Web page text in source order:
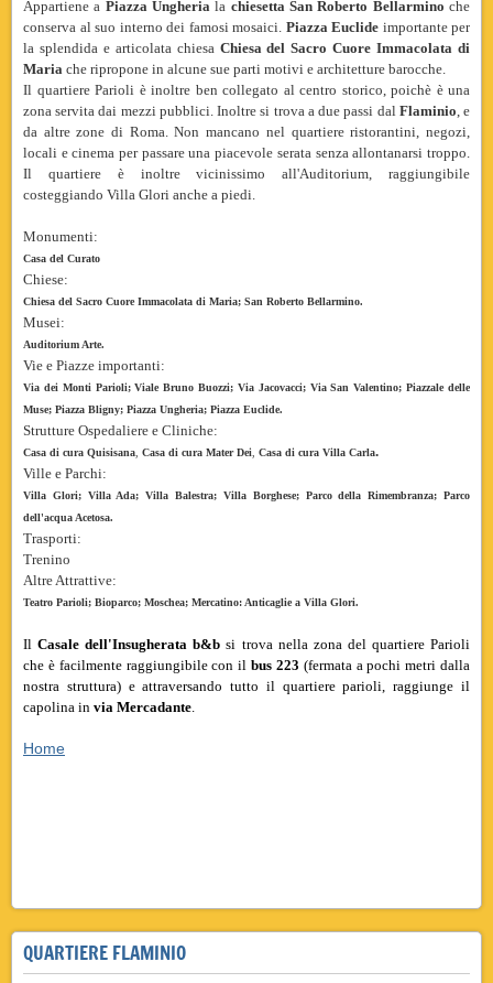
Appartiene a Piazza Ungheriala chiesetta San Roberto Bellarminoche
conserva al suo interno dei famosi mosaici. Piazza Euclide importante per
la splendida e articolata chiesa Chiesa del Sacro Cuore Immacolata di
Maria che ripropone in alcune sue parti motivi e architetture barocche.
Il quartiere Parioli è inoltre ben collegato al centro storico, poichè è una
zona servita dai mezzi pubblici. Inoltre si trova a due passi dal Flaminio, e
da altre zone di Roma. Non mancano nel quartiere ristorantini, negozi,
locali e cinema per passare una piacevole serata senza allontanarsi troppo.
Il quartiere è inoltre vicinissimo all'Auditorium, raggiungibile
costeggiando Villa Glori anche a piedi.
Monumenti:
Casa del Curato
Chiese:
Chiesa del Sacro Cuore Immacolata di Maria; San Roberto Bellarmino.
Musei:
Auditorium Arte.
Vie e Piazze importanti:
Via dei Monti Parioli; Viale Bruno Buozzi; Via Jacovacci; Via San Valentino; Piazzale delle
Muse; Piazza Bligny; Piazza Ungheria; Piazza Euclide.
Strutture Ospedaliere e Cliniche:
Casa di cura Quisisana Casa di cura Mater Dei Casa di cura Villa Carla.
Ville e Parchi:
Villa Glori; Villa Ada; Villa Balestra; Villa Borghese; Parco della Rimembranza; Parco
dell'acqua Acetosa.
Trasporti:
Trenino
Altre Attrattive:
Teatro Parioli; Bioparco; Moschea; Mercatino: Anticaglie a Villa Glori.
IlCasale dell'Insugherata b&b si trova nella zona del quartiere Parioli
che è facilmente raggiungibile con il bus 223 (fermata a pochi metri dalla
nostra struttura) e attraversando tutto il quartiere parioli, raggiunge il
capolina in via Mercadante.
Home
QUARTIERE FLAMINIO